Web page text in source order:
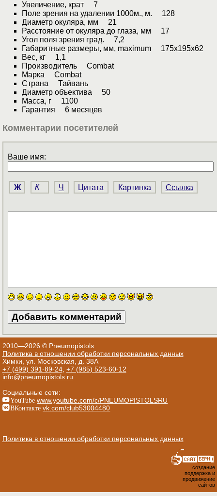
Увеличение, крат 7
Поле зрения на удалении 1000м., м. 128
Диаметр окуляра, мм 21
Расстояние от окуляра до глаза, мм 17
Угол поля зрения град. 7,2
Габаритные размеры, мм, maximum 175x195x62
Вес, кг 1,1
Производитель Combat
Марка Combat
Страна Тайвань
Диаметр объектива 50
Масса, г 1100
Гарантия 6 месяцев
Комментарии посетителей
Ваше имя:
Ж К Ч Цитата Картинка Ссылка
2010—2026 © Pneumopistols
Политика в отношении обработки персональных данных
Химки, ул. Московская, д. 38А
+7 (499) 391-89-24, +7 (985) 523-60-12
info@pneumopistols.ru
Социальные сети:
YouTube www.youtube.com/c/PNEUMOPISTOLSRU
ВКонтакте vk.com/club53004480
Политика в отношении обработки персональных данных
создание
поддержка и
продвижение
сайтов